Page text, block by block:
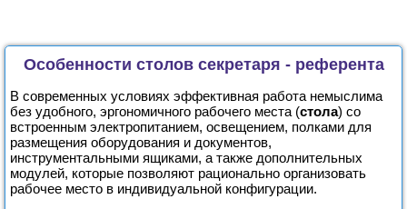
Особенности столов секретаря - референта
В современных условиях эффективная работа немыслима
без удобного, эргономичного рабочего места (стола) со
встроенным электропитанием, освещением, полками для
размещения оборудования и документов,
инструментальными ящиками, а также дополнительных
модулей, которые позволяют рационально организовать
рабочее место в индивидуальной конфигурации.